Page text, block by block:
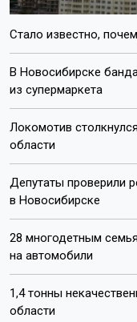
Стало известно,
В Новосибирске
из супермаркета
Локомотив
области
Депутаты проверили
в Новосибирске
28 многодетным
на автомобили
1,4 тонны
области